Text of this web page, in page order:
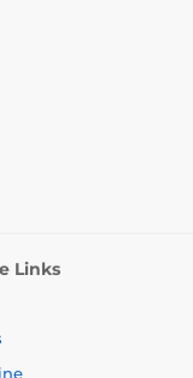
Links